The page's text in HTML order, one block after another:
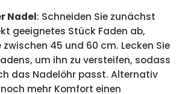
Nadel: Schneiden Sie zunächst
geeignetes Stück Faden ab,
45 und 60 cm. Lecken Sie
um ihn zu versteifen, sodass
das Nadelöhr passt. Alternativ
mehr Komfort einen